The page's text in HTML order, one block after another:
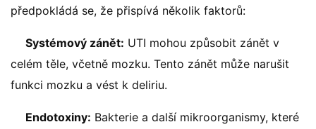
předpokládá se, že přispívá několik faktorů:
Systémový zánět: UTI mohou způsobit zánět v
celém těle, včetně mozku. Tento zánět může narušit
funkci mozku a vést k deliriu.
Endotoxiny: Bakterie a další mikroorganismy, které